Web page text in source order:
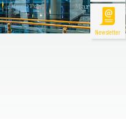
Newsletter